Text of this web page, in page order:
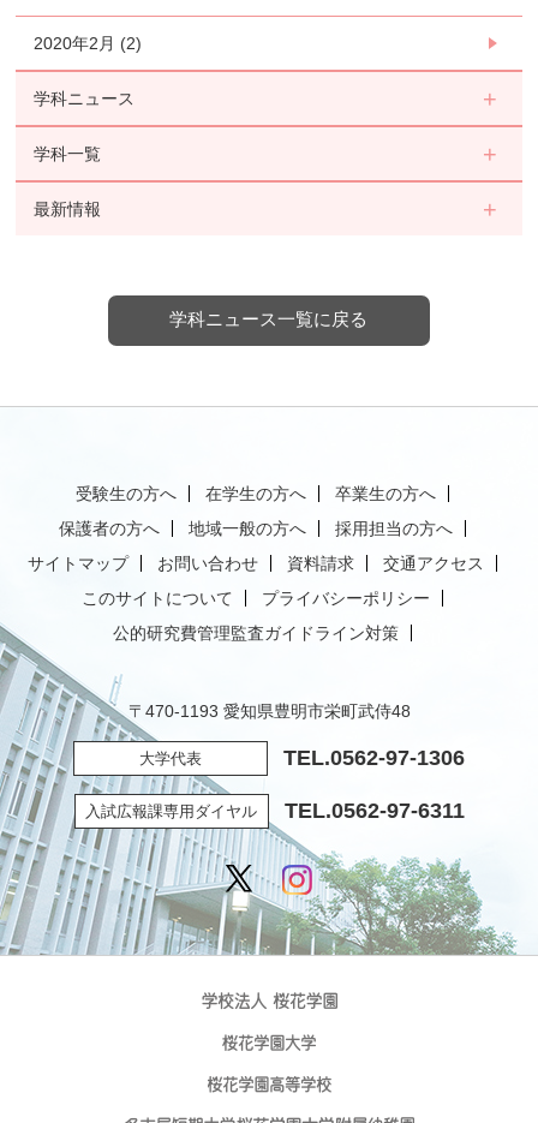
2020年2月 (2)
学科ニュース
学科一覧
最新情報
学科ニュース一覧に戻る
受験生の方へ 在学生の方へ
卒業生の方へ
保護者の方へ
地域一般の方へ
採用担当の方へ
サイトマップ
お問い合わせ 資料請求
交通アクセス
このサイトについて
プライバシーポリシー
公的研究費管理監査ガイドライン対策
〒470-1193 愛知県豊明市栄町武侍48
大学代表 TEL.0562-97-1306
入試広報課専用ダイヤル TEL.0562-97-6311